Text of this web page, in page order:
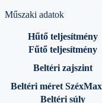
Műszaki adatok
Hűtő teljesítmény
Fűtő teljesítmény
Beltéri zajszint
Beltéri méret
Beltéri súly